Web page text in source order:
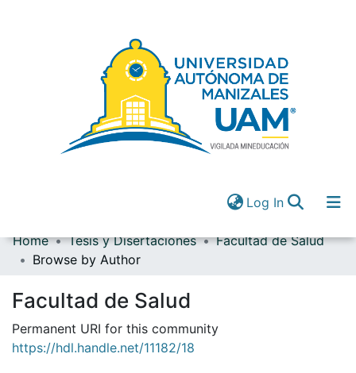
Log In(current)
Communities & Collections
All of DSpace
Home Tesis y Disertaciones
Facultad de Salud
Browse by Author
Facultad de Salud
Permanent URI for this community
https://hdl.handle.net/11182/18